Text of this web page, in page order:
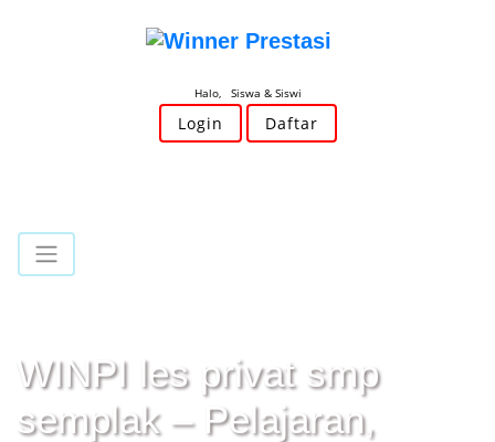
Halo, Siswa & Siswi
Login Daftar
WINPI les privat smp
semplak – Pelajaran,